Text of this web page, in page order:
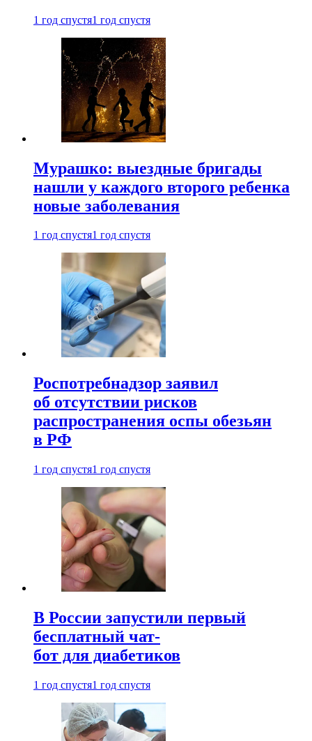
1 год спустя1 год спустя
Мурашко: выездные бригады
нашли у каждого второго ребенка
новые заболевания
1 год спустя1 год спустя
Роспотребнадзор заявил
об отсутствии рисков
распространения оспы обезьян
в РФ
1 год спустя1 год спустя
В России запустили первый
бесплатный чат-
бот для диабетиков
1 год спустя1 год спустя